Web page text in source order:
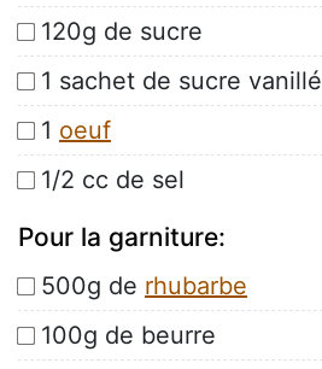
120g de sucre
1 sachet de sucre vanillé
1 oeuf
1/2 cc de sel
Pour la garniture:
500g de rhubarbe
100g de beurre